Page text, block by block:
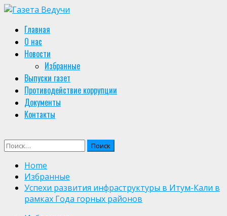
Skip
content
Primary
Menu
Главная
О нас
Новости
Избранные
Выпуски газет
Противодействие коррупции
Документы
Контакты
Найти:
Home
Избранные
Успехи развития инфраструктуры в Итум-Кали в
рамках Года горных районов